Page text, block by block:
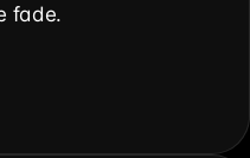
fade.